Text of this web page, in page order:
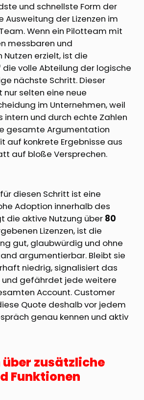
und schnellste Form der
Ausweitung der Lizenzen im
Wenn ein Pilotteam mit
messbaren und
erzielt, ist die
die volle Abteilung der logische
nächste Schritt. Dieser
selten eine neue
im Unternehmen, weil
intern und durch echte Zahlen
gesamte Argumentation
auf konkrete Ergebnisse aus
auf bloße Versprechen.
diesen Schritt ist eine
Adoption innerhalb des
die aktive Nutzung über 80
Lizenzen, ist die
gut, glaubwürdig und ohne
argumentierbar. Bleibt sie
niedrig, signalisiert das
und gefährdet jede weitere
Account. Customer
Quote deshalb vor jedem
genau kennen und aktiv
über zusätzliche
Funktionen